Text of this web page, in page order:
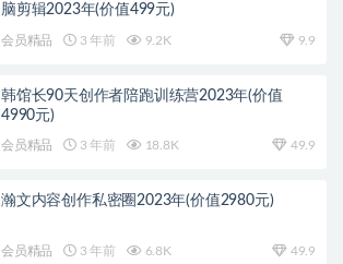
脑剪辑2023年(价值499元)
会员精品 3 年前 9.2K 9.9
韩馆长90天创作者陪跑训练营2023年(价值
4990元)
会员精品 3 年前 18.8K 49.9
瀚文内容创作私密圈2023年(价值2980元)
会员精品 3 年前 6.8K 49.9